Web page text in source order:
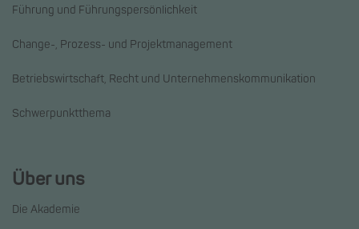
Führung und Führungspersönlichkeit
Change-, Prozess- und Projektmanagement
Betriebswirtschaft, Recht und Unternehmenskommunikation
Schwerpunktthema
Über uns
Die Akademie